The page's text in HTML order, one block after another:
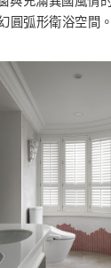
圓弧形衛浴空間。